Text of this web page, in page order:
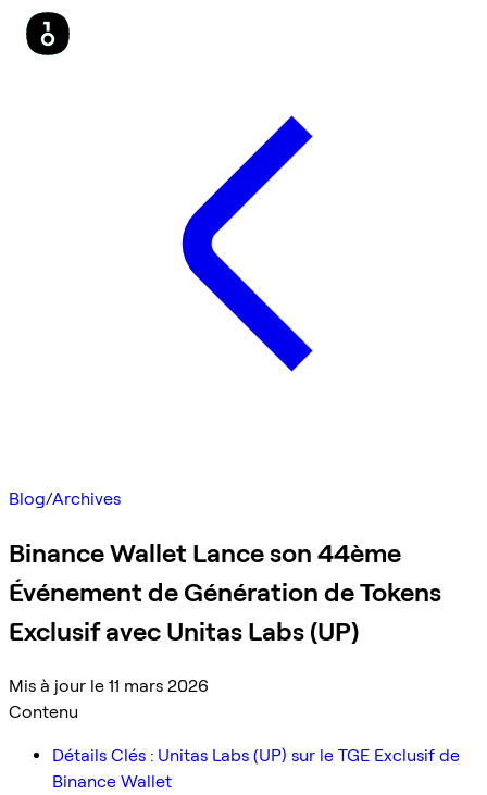
Blog/Archives
Binance Wallet Lance son 44ème
Événement de Génération de Tokens
Exclusif avec Unitas Labs (UP)
Mis à jour le 11 mars 2026
Contenu
Détails Clés : Unitas Labs (UP) sur le TGE Exclusif de
Binance Wallet